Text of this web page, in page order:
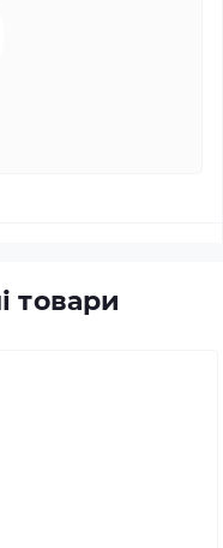
товари